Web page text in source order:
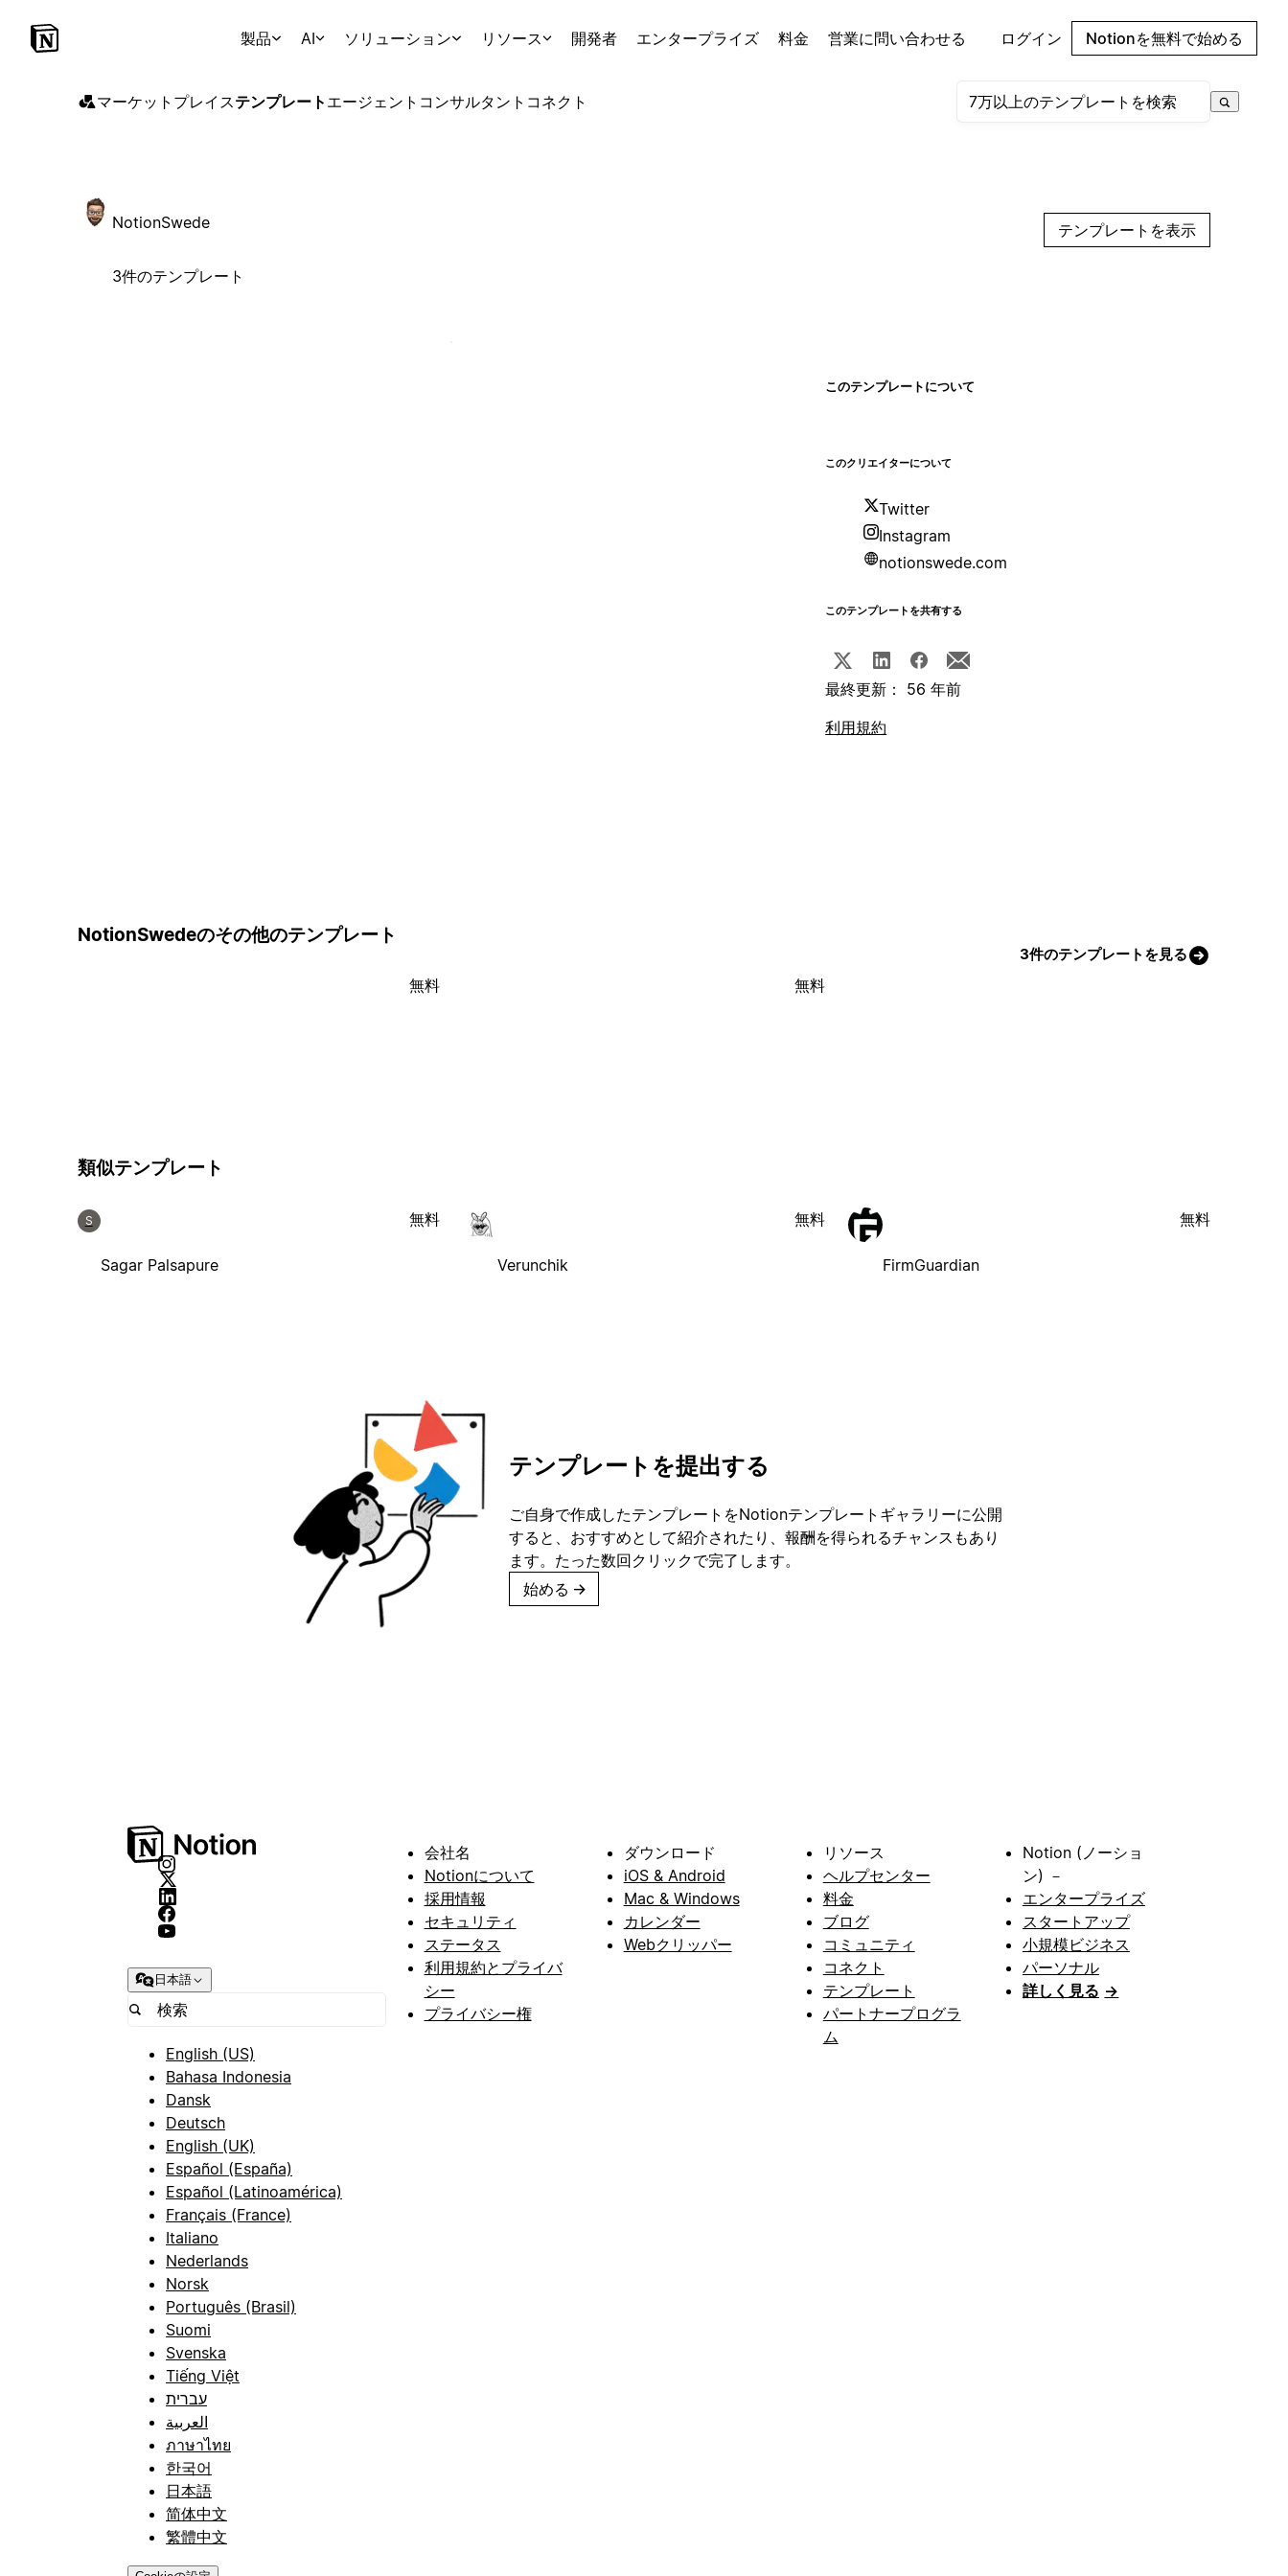
製品 AI ソリューション リソース 開発者 エンタープライズ 料金 営業に問い合わせる ログイン Notionを無料で始める
マーケットプレイステンプレート エージェント コンサルタント コネクト
NotionSwede
3件のテンプレート
テンプレートを表示
このテンプレートについて
このクリエイターについて
Twitter
Instagram
notionswede.com
このテンプレートを共有する
最終更新： 56 年前
利用規約
NotionSwedeのその他のテンプレート
3件のテンプレートを見る
無料 無料
類似テンプレート
S
Sagar Palsapure
無料
Verunchik
無料
FirmGuardian
無料
テンプレートを提出する
ご自身で作成したテンプレートをNotionテンプレートギャラリーに公開
すると、おすすめとして紹介されたり、報酬を得られるチャンスもあり
ます。たった数回クリックで完了します。
始める →
日本語
English (US)
Bahasa Indonesia
Dansk
Deutsch
English (UK)
Español (España)
Español (Latinoamérica)
Français (France)
Italiano
Nederlands
Norsk
Português (Brasil)
Suomi
Svenska
Tiếng Việt
עברית
العربية
ภาษาไทย
한국어
日本語
简体中文
繁體中文
会社名
Notionについて
採用情報
セキュリティ
ステータス
利用規約とプライバ
シー
プライバシー権
ダウンロード
iOS & Android
Mac & Windows
カレンダー
Webクリッパー
リソース
ヘルプセンター
料金
ブログ
コミュニティ
コネクト
テンプレート
パートナープログラ
ム
Notion (ノーショ
ン) －
エンタープライズ
スタートアップ
小規模ビジネス
パーソナル
詳しく見る →